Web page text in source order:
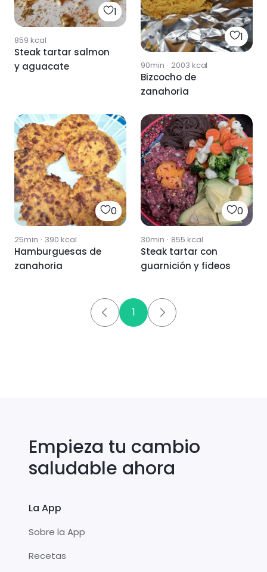
1
859 kcal
Steak tartar salmon
y aguacate
1
90min · 2003 kcal
Bizcocho de
zanahoria
0
25min · 390 kcal
Hamburguesas de
zanahoria
0
30min · 855 kcal
Steak tartar con
guarnición y fideos
1
Empieza tu cambio
saludable ahora
La App
Sobre la App
Recetas